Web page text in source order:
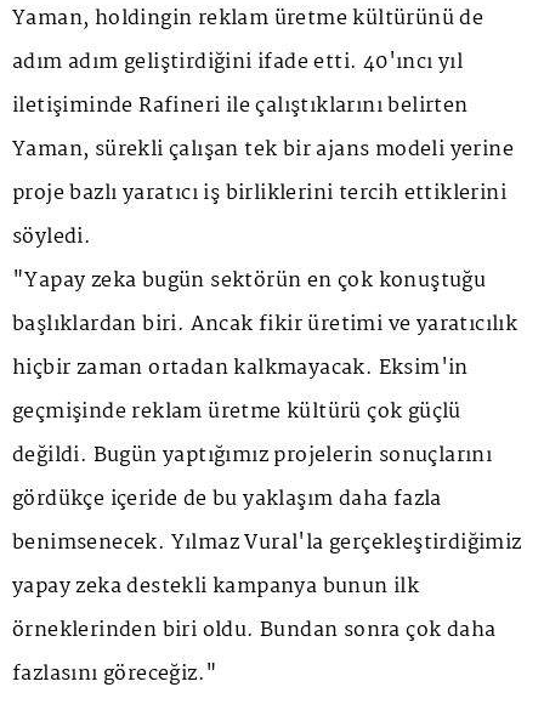
Yaman, holdingin reklam üretme kültürünü de
adım adım geliştirdiğini ifade etti. 40'ıncı yıl
iletişiminde Rafineri ile çalıştıklarını belirten
Yaman, sürekli çalışan tek bir ajans modeli yerine
proje bazlı yaratıcı iş birliklerini tercih ettiklerini
söyledi.
"Yapay zeka bugün sektörün en çok konuştuğu
başlıklardan biri. Ancak fikir üretimi ve yaratıcılık
hiçbir zaman ortadan kalkmayacak. Eksim'in
geçmişinde reklam üretme kültürü çok güçlü
değildi. Bugün yaptığımız projelerin sonuçlarını
gördükçe içeride de bu yaklaşım daha fazla
benimsenecek. Yılmaz Vural'la gerçekleştirdiğimiz
yapay zeka destekli kampanya bunun ilk
örneklerinden biri oldu. Bundan sonra çok daha
fazlasını göreceğiz."